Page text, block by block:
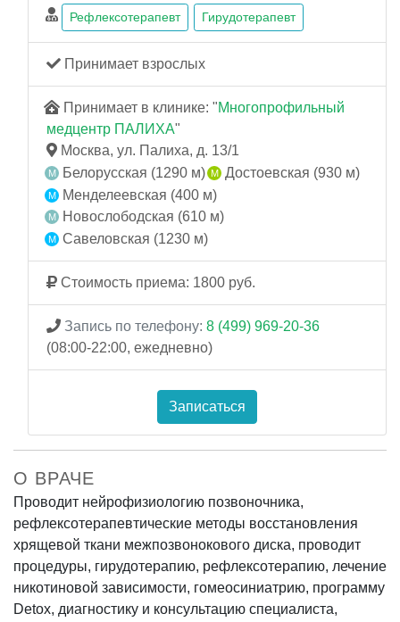
Рефлексотерапевт Гирудотерапевт
Принимает взрослых
Принимает в клинике: "Многопрофильный
медцентр ПАЛИХА"
Москва, ул. Палиха, д. 13/1
Белорусская (1290 м)
Достоевская (930 м)
Менделеевская (400 м)
Новослободская (610 м)
Савеловская (1230 м)
Стоимость приема: 1800 руб.
Запись по телефону: 8 (499) 969-20-36
(08:00-22:00, ежедневно)
Записаться
О ВРАЧЕ
Проводит нейрофизиологию позвоночника,
рефлексотерапевтические методы восстановления
хрящевой ткани межпозвонокового диска, проводит
процедуры, гирудотерапию, рефлексотерапию, лечение
никотиновой зависимости, гомеосиниатрию, программу
Detox, диагностику и консультацию специалиста,